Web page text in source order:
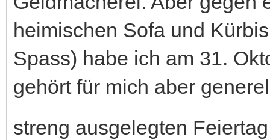
heimischen Sofa und
Spass) habe ich am 31.
gehört für mich aber
streng ausgelegten